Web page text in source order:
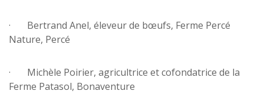
· Bertrand Anel, éleveur de bœufs, Ferme Percé
Nature, Percé
· Michèle Poirier, agricultrice et cofondatrice de la
Ferme Patasol, Bonaventure